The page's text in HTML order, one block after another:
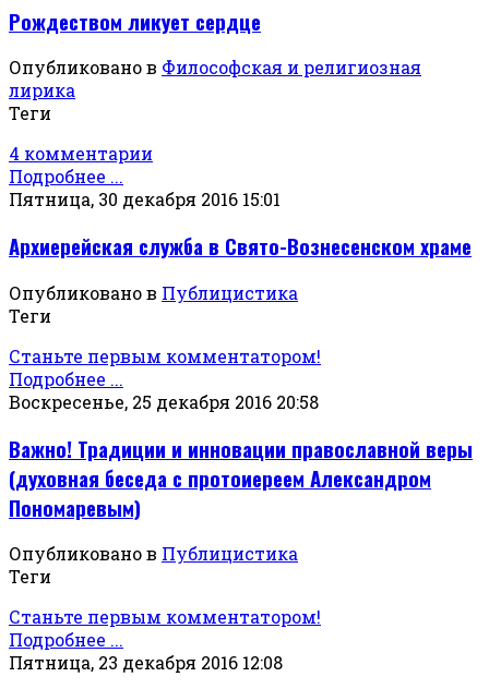
Рождеством ликует сердце
Опубликовано в Философская и религиозная
лирика
Теги
4 комментарии
Подробнее ...
Пятница, 30 декабря 2016 15:01
Архиерейская служба в Свято-Вознесенском храме
Опубликовано в Публицистика
Теги
Станьте первым комментатором!
Подробнее ...
Воскресенье, 25 декабря 2016 20:58
Важно! Традиции и инновации православной веры
(духовная беседа с протоиереем Александром
Пономаревым)
Опубликовано в Публицистика
Теги
Станьте первым комментатором!
Подробнее ...
Пятница, 23 декабря 2016 12:08